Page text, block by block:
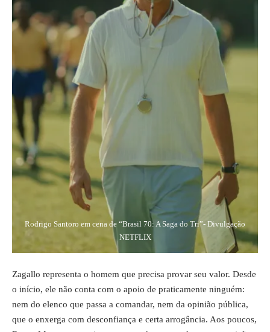
Rodrigo Santoro em cena de “Brasil 70: A Saga do Tri”- Divulgação
NETFLIX
Zagallo representa o homem que precisa provar seu valor. Desde
o início, ele não conta com o apoio de praticamente ninguém:
nem do elenco que passa a comandar, nem da opinião pública,
que o enxerga com desconfiança e certa arrogância. Aos poucos,